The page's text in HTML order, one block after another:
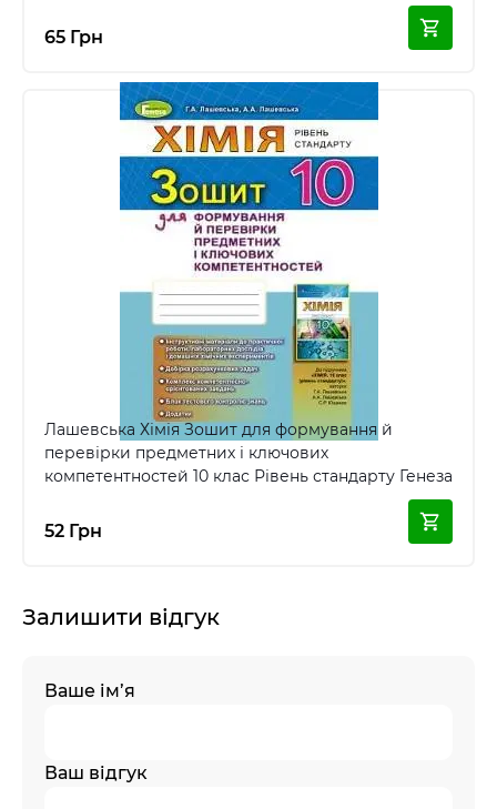
65 Грн
Лашевська Хімія Зошит для формування й
перевірки предметних і ключових
компетентностей 10 клас Рівень стандарту Генеза
52 Грн
Залишити відгук
Ваше ім’я
Ваш відгук